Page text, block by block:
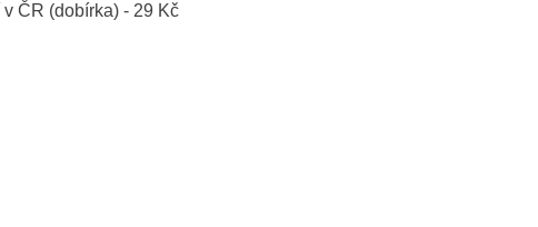
ČR (dobírka) - 29 Kč